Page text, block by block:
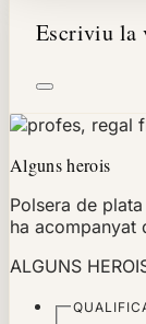
Escriviu la
Alguns herois
Polsera de
ha acompanyat
ALGUNS